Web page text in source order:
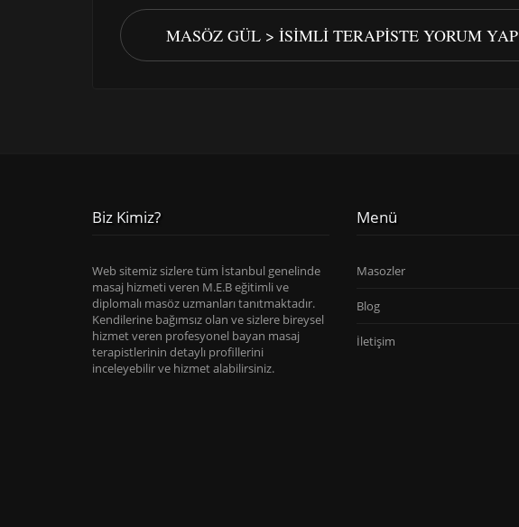
MASÖZ GÜL > İSIMLI TERAPISTE YORUM YAP
Biz Kimiz?
Web sitemiz sizlere tüm İstanbul genelinde
masaj hizmeti veren M.E.B eğitimli ve
diplomalı masöz uzmanları tanıtmaktadır.
Kendilerine bağımsız olan ve sizlere bireysel
hizmet veren profesyonel bayan masaj
terapistlerinin detaylı profillerini
inceleyebilir ve hizmet alabilirsiniz.
Menü
Masozler
Blog
İletişim